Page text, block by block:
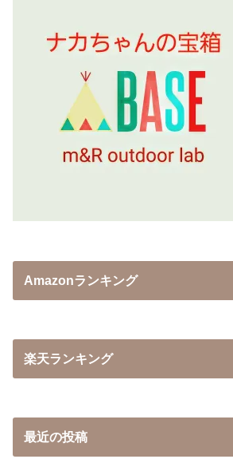
Amazonランキング
楽天ランキング
最近の投稿